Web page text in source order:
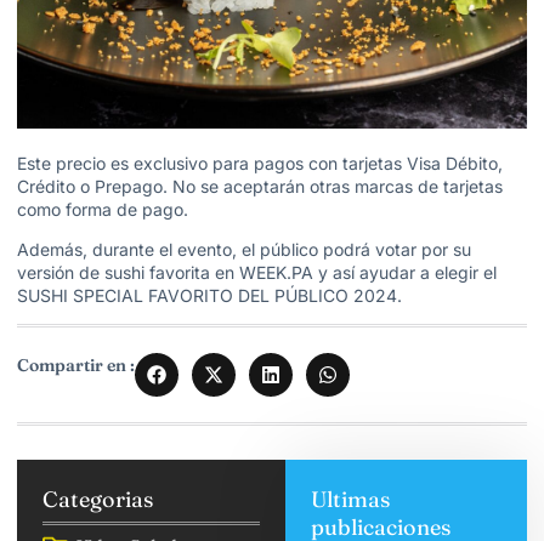
Este precio es exclusivo para pagos con tarjetas Visa Débito,
Crédito o Prepago. No se aceptarán otras marcas de tarjetas
como forma de pago.
Además, durante el evento, el público podrá votar por su
versión de sushi favorita en WEEK.PA y así ayudar a elegir el
SUSHI SPECIAL FAVORITO DEL PÚBLICO 2024.
Compartir en :
Categorias
Ultimas
publicaciones